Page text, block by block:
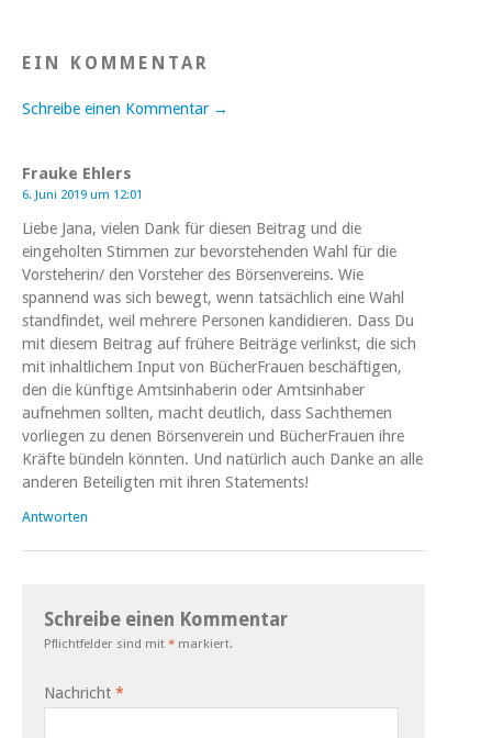
EIN KOMMENTAR
Schreibe einen Kommentar →
Frauke Ehlers
6. Juni 2019 um 12:01
Liebe Jana, vielen Dank für diesen Beitrag und die
eingeholten Stimmen zur bevorstehenden Wahl für die
Vorsteherin/ den Vorsteher des Börsenvereins. Wie
spannend was sich bewegt, wenn tatsächlich eine Wahl
standfindet, weil mehrere Personen kandidieren. Dass Du
mit diesem Beitrag auf frühere Beiträge verlinkst, die sich
mit inhaltlichem Input von BücherFrauen beschäftigen,
den die künftige Amtsinhaberin oder Amtsinhaber
aufnehmen sollten, macht deutlich, dass Sachthemen
vorliegen zu denen Börsenverein und BücherFrauen ihre
Kräfte bündeln könnten. Und natürlich auch Danke an alle
anderen Beteiligten mit ihren Statements!
Antworten
Schreibe einen Kommentar
Pflichtfelder sind mit * markiert.
Nachricht *